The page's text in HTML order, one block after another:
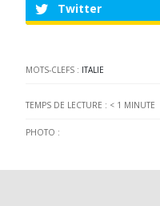
Twitter
MOTS-CLEFS : ITALIE
TEMPS DE LECTURE : < 1 MINUTE
PHOTO :